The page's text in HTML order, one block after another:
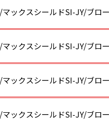
ックスシールドSI-JY/ブロ
ックスシールドSI-JY/ブロ
ックスシールドSI-JY/ブロ
ックスシールドSI-JY/ブロ